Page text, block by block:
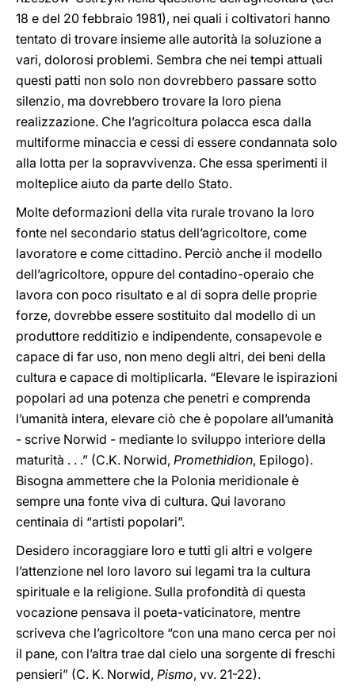
18 e del 20 febbraio 1981), nei quali i coltivatori hanno
tentato di trovare insieme alle autorità la soluzione a
vari, dolorosi problemi. Sembra che nei tempi attuali
questi patti non solo non dovrebbero passare sotto
silenzio, ma dovrebbero trovare la loro piena
realizzazione. Che l’agricoltura polacca esca dalla
multiforme minaccia e cessi di essere condannata solo
alla lotta per la sopravvivenza. Che essa sperimenti il
molteplice aiuto da parte dello Stato.
Molte deformazioni della vita rurale trovano la loro
fonte nel secondario status dell’agricoltore, come
lavoratore e come cittadino. Perciò anche il modello
dell’agricoltore, oppure del contadino-operaio che
lavora con poco risultato e al di sopra delle proprie
forze, dovrebbe essere sostituito dal modello di un
produttore redditizio e indipendente, consapevole e
capace di far uso, non meno degli altri, dei beni della
cultura e capace di moltiplicarla. “Elevare le ispirazioni
popolari ad una potenza che penetri e comprenda
l’umanità intera, elevare ciò che è popolare all’umanità
- scrive Norwid - mediante lo sviluppo interiore della
maturità . . .” (C.K. Norwid, Promethidion, Epilogo).
Bisogna ammettere che la Polonia meridionale è
sempre una fonte viva di cultura. Qui lavorano
centinaia di “artisti popolari”.
Desidero incoraggiare loro e tutti gli altri e volgere
l’attenzione nel loro lavoro sui legami tra la cultura
spirituale e la religione. Sulla profondità di questa
vocazione pensava il poeta-vaticinatore, mentre
scriveva che l’agricoltore “con una mano cerca per noi
il pane, con l’altra trae dal cielo una sorgente di freschi
pensieri” (C. K. Norwid, Pismo, vv. 21-22).